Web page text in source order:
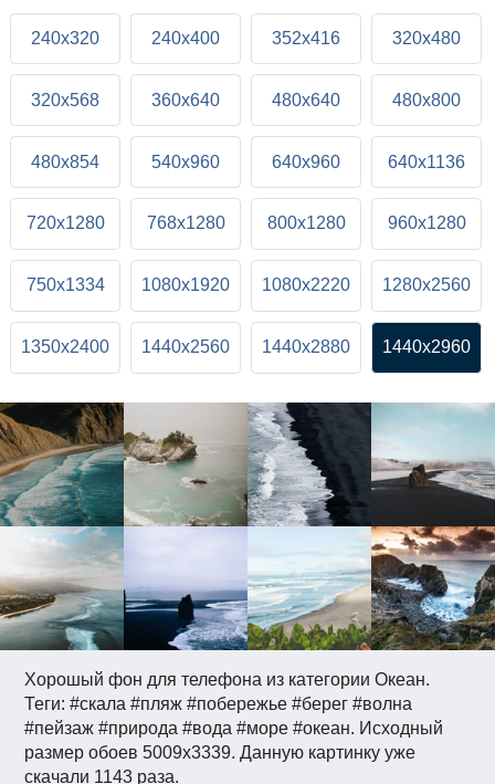
Хорошый фон для телефона из категории Океан.
Теги: #скала #пляж #побережье #берег #волна
#пейзаж #природа #вода #море #океан. Исходный
размер обоев 5009x3339. Данную картинку уже
скачали 1143 раза.
240x320 240x400 352x416 320x480
320x568 360x640 480x640 480x800
480x854 540x960 640x960 640x1136
720x1280 768x1280 800x1280 960x1280
750x1334 1080x1920 1080x2220 1280x2560
1350x2400 1440x2560 1440x2880 1440x2960